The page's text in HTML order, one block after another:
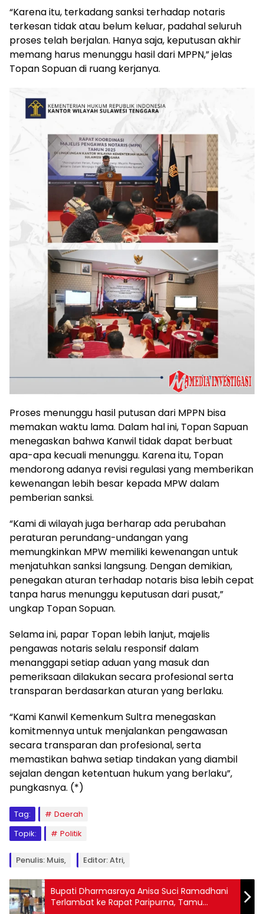
“Karena itu, terkadang sanksi terhadap notaris
terkesan tidak atau belum keluar, padahal seluruh
proses telah berjalan. Hanya saja, keputusan akhir
memang harus menunggu hasil dari MPPN,” jelas
Topan Sopuan di ruang kerjanya.
Proses menunggu hasil putusan dari MPPN bisa
memakan waktu lama. Dalam hal ini, Topan Sapuan
menegaskan bahwa Kanwil tidak dapat berbuat
apa-apa kecuali menunggu. Karena itu, Topan
mendorong adanya revisi regulasi yang memberikan
kewenangan lebih besar kepada MPW dalam
pemberian sanksi.
“Kami di wilayah juga berharap ada perubahan
peraturan perundang-undangan yang
memungkinkan MPW memiliki kewenangan untuk
menjatuhkan sanksi langsung. Dengan demikian,
penegakan aturan terhadap notaris bisa lebih cepat
tanpa harus menunggu keputusan dari pusat,”
ungkap Topan Sopuan.
Selama ini, papar Topan lebih lanjut, majelis
pengawas notaris selalu responsif dalam
menanggapi setiap aduan yang masuk dan
pemeriksaan dilakukan secara profesional serta
transparan berdasarkan aturan yang berlaku.
“Kami Kanwil Kemenkum Sultra menegaskan
komitmennya untuk menjalankan pengawasan
secara transparan dan profesional, serta
memastikan bahwa setiap tindakan yang diambil
sejalan dengan ketentuan hukum yang berlaku”,
pungkasnya. (*)
Tag:
Daerah
Topik:
Politik
Penulis: Muis, Editor: Atri,
Bupati Dharmasraya Anisa Suci Ramadhani
Terlambat ke Rapat Paripurna, Tamu